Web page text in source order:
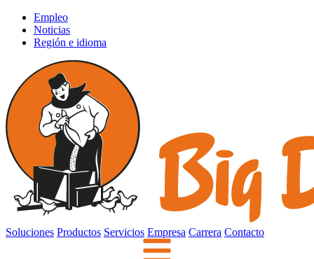
Empleo
Noticias
Región e idioma
Soluciones Productos Servicios Empresa Carrera Contacto